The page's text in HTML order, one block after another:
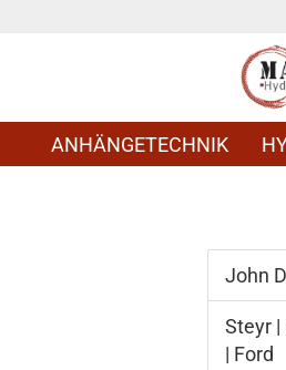
ANHÄNGETECHNIK
John
Steyr |
| Ford